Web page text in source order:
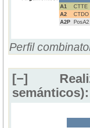
A1 CTTE
A2
CTDO
A2P
PosA2
Perfil
[−]
semánticos):